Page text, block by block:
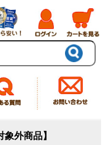
外商品】